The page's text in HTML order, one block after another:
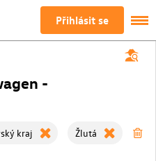
Přihlásit se
-
kraj Žlutá